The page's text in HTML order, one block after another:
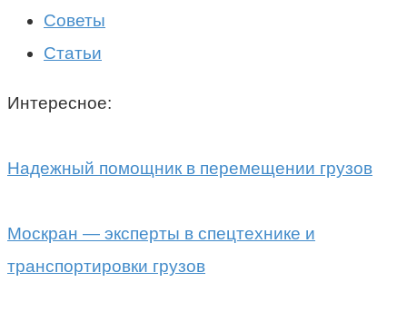
Советы
Статьи
Интересное:
Надежный помощник в перемещении грузов
Москран — эксперты в спецтехнике и
транспортировки грузов